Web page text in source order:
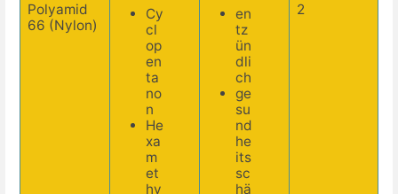
Polyamid
66 (Nylon)
Cy
cl
op
en
ta
no
n
He
xa
m
et
hy
en
tz
ün
dli
ch
ge
su
nd
he
its
sc
hä
2